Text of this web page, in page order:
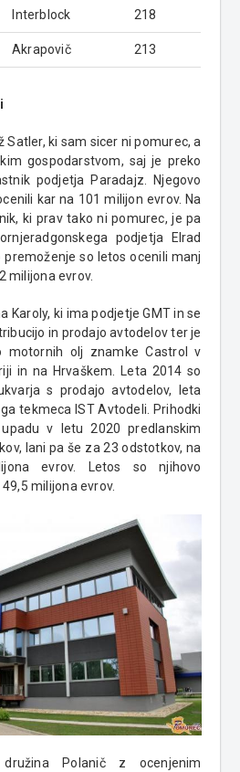
Interblock 218
Akrapovič 213
Satler, ki sam sicer ni pomurec, a
gospodarstvom, saj je preko
podjetja Paradajz. Njegovo
kar na 101 milijon evrov. Na
ki prav tako ni pomurec, je pa
podjetja Elrad
premoženje so letos ocenili manj
milijona evrov.
Karoly, ki ima podjetje GMT in se
in prodajo avtodelov ter je
motornih olj znamke Castrol v
in na Hrvaškem.
Leta 2014 so
s prodajo avtodelov, leta
tekmeca IST Avtodeli.
Prihodki
v letu 2020 predlanskim
lani pa še za 23 odstotkov, na
evrov. Letos so njihovo
milijona evrov.
Polanič z ocenjenim